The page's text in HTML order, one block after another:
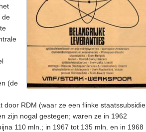
de
(de
RDM (waar ze een flinke staatssubsidie
zijn nogal gestegen; waren ze in 1962
110 mln.; in 1967 tot 135 mln. en in 1968